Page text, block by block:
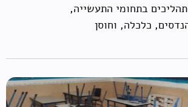
בתחומי התעשייה,
כלכלה, וחוסן